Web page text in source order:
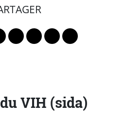
profil Mastodon
le profil Bluesky
vers le profil Instagram
Lien vers le profil Linkedin
Lien vers le profil
Lien vers le profil
Partager par
VIH (sida)